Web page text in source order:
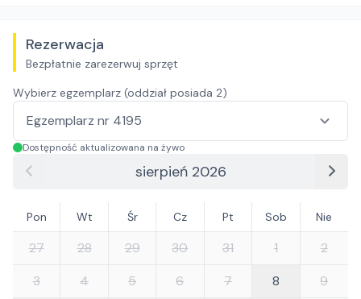
Rezerwacja
Bezpłatnie zarezerwuj sprzęt
Wybierz egzemplarz (oddział posiada 2)
Dostępność aktualizowana na żywo
sierpień 2026
Pon Wt Śr Cz Pt Sob Nie
27 28 29 30 31 1
2
3
4 5 6 7 8
9